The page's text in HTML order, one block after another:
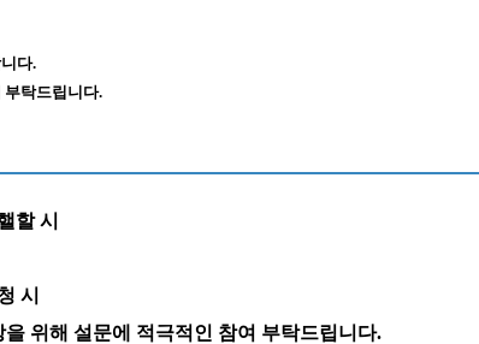
다.
부탁드립니다.
할 시
시
위해 설문에 적극적인 참여 부탁드립니다.